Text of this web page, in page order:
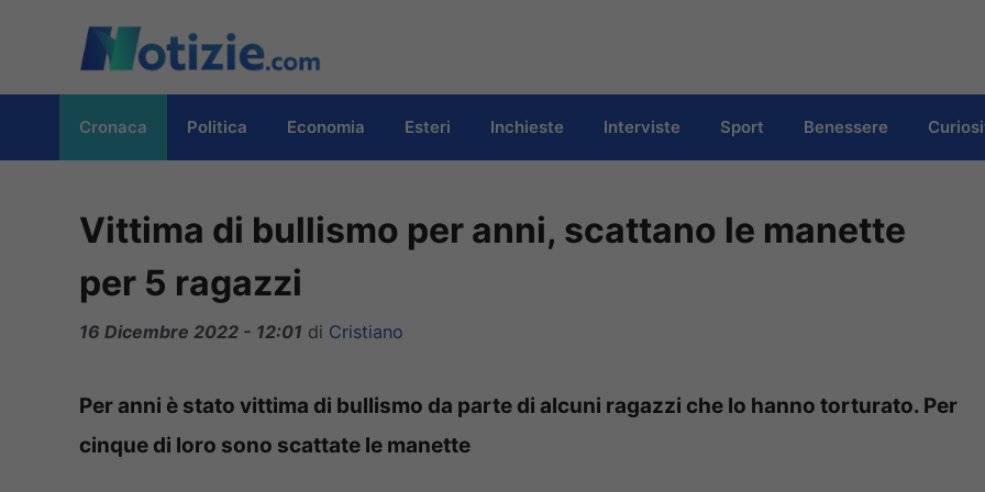
contenuto
Cronaca Politica Economia Esteri Inchieste Interviste Sport Benessere
Vittima di bullismo per anni, scattano le manette
per 5 ragazzi
16 Dicembre 2022 - 12:01 di Cristiano
Per anni è stato vittima di bullismo da parte di alcuni ragazzi che lo hanno torturato. Per
cinque di loro sono scattate le manette